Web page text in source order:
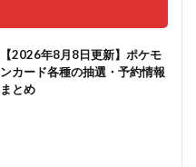
【2026年8月8日更新】ポケモ
ンカード各種の抽選・予約情報
まとめ